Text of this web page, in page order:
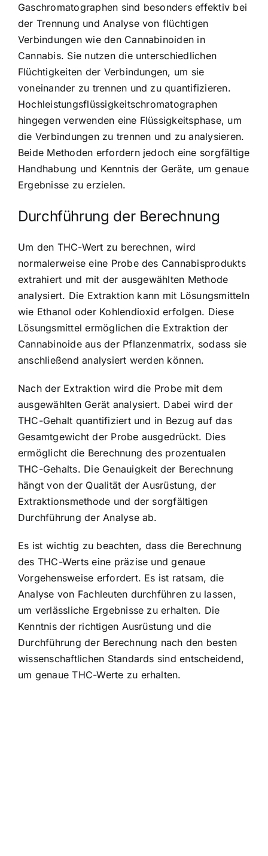
Gaschromatographen sind besonders effektiv bei
der Trennung und Analyse von flüchtigen
Verbindungen wie den Cannabinoiden in
Cannabis. Sie nutzen die unterschiedlichen
Flüchtigkeiten der Verbindungen, um sie
voneinander zu trennen und zu quantifizieren.
Hochleistungsflüssigkeitschromatographen
hingegen verwenden eine Flüssigkeitsphase, um
die Verbindungen zu trennen und zu analysieren.
Beide Methoden erfordern jedoch eine sorgfältige
Handhabung und Kenntnis der Geräte, um genaue
Ergebnisse zu erzielen.
Durchführung der Berechnung
Um den THC-Wert zu berechnen, wird
normalerweise eine Probe des Cannabisprodukts
extrahiert und mit der ausgewählten Methode
analysiert. Die Extraktion kann mit Lösungsmitteln
wie Ethanol oder Kohlendioxid erfolgen. Diese
Lösungsmittel ermöglichen die Extraktion der
Cannabinoide aus der Pflanzenmatrix, sodass sie
anschließend analysiert werden können.
Nach der Extraktion wird die Probe mit dem
ausgewählten Gerät analysiert. Dabei wird der
THC-Gehalt quantifiziert und in Bezug auf das
Gesamtgewicht der Probe ausgedrückt. Dies
ermöglicht die Berechnung des prozentualen
THC-Gehalts. Die Genauigkeit der Berechnung
hängt von der Qualität der Ausrüstung, der
Extraktionsmethode und der sorgfältigen
Durchführung der Analyse ab.
Es ist wichtig zu beachten, dass die Berechnung
des THC-Werts eine präzise und genaue
Vorgehensweise erfordert. Es ist ratsam, die
Analyse von Fachleuten durchführen zu lassen,
um verlässliche Ergebnisse zu erhalten. Die
Kenntnis der richtigen Ausrüstung und die
Durchführung der Berechnung nach den besten
wissenschaftlichen Standards sind entscheidend,
um genaue THC-Werte zu erhalten.